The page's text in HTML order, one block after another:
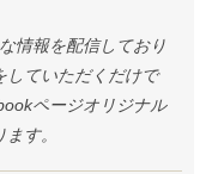
情報を配信しており
していただくだけで
ページオリジナル
す。